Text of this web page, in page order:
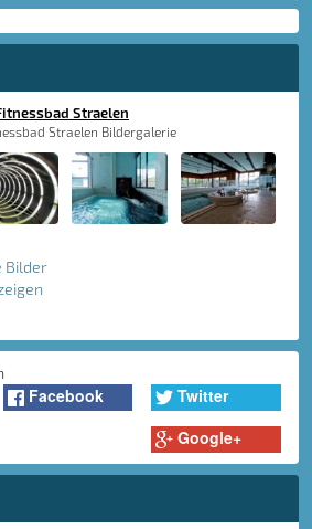
Straelen
Straelen Bildergalerie
Bilder
Facebook
Twitter
Google+